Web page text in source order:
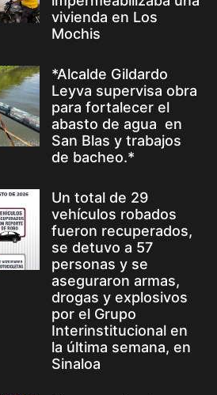
vivienda en Los
Mochis
*Alcalde Gildardo
Leyva supervisa obra
para fortalecer el
abasto de agua en
San Blas y trabajos
de bacheo.*
Un total de 29
vehículos robados
fueron recuperados,
se detuvo a 57
personas y se
aseguraron armas,
drogas y explosivos
por el Grupo
Interinstitucional en
la última semana, en
Sinaloa